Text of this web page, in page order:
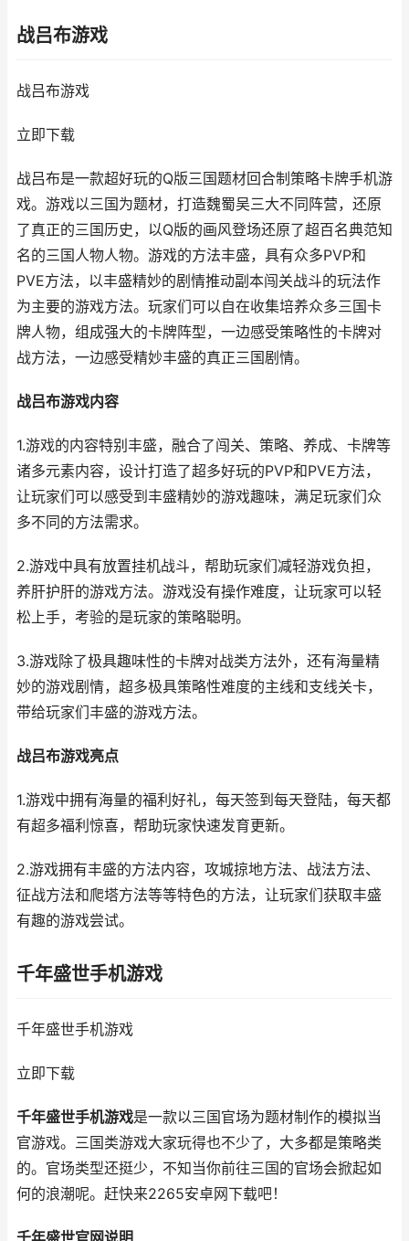
战吕布游戏
战吕布游戏
立即下载
战吕布是一款超好玩的Q版三国题材回合制策略卡牌手机游
戏。游戏以三国为题材，打造魏蜀吴三大不同阵营，还原
了真正的三国历史，以Q版的画风登场还原了超百名典范知
名的三国人物人物。游戏的方法丰盛，具有众多PVP和
PVE方法，以丰盛精妙的剧情推动副本闯关战斗的玩法作
为主要的游戏方法。玩家们可以自在收集培养众多三国卡
牌人物，组成强大的卡牌阵型，一边感受策略性的卡牌对
战方法，一边感受精妙丰盛的真正三国剧情。
战吕布游戏内容
1.游戏的内容特别丰盛，融合了闯关、策略、养成、卡牌等
诸多元素内容，设计打造了超多好玩的PVP和PVE方法，
让玩家们可以感受到丰盛精妙的游戏趣味，满足玩家们众
多不同的方法需求。
2.游戏中具有放置挂机战斗，帮助玩家们减轻游戏负担，
养肝护肝的游戏方法。游戏没有操作难度，让玩家可以轻
松上手，考验的是玩家的策略聪明。
3.游戏除了极具趣味性的卡牌对战类方法外，还有海量精
妙的游戏剧情，超多极具策略性难度的主线和支线关卡，
带给玩家们丰盛的游戏方法。
战吕布游戏亮点
1.游戏中拥有海量的福利好礼，每天签到每天登陆，每天都
有超多福利惊喜，帮助玩家快速发育更新。
2.游戏拥有丰盛的方法内容，攻城掠地方法、战法方法、
征战方法和爬塔方法等等特色的方法，让玩家们获取丰盛
有趣的游戏尝试。
千年盛世手机游戏
千年盛世手机游戏
立即下载
千年盛世手机游戏是一款以三国官场为题材制作的模拟当
官游戏。三国类游戏大家玩得也不少了，大多都是策略类
的。官场类型还挺少，不知当你前往三国的官场会掀起如
何的浪潮呢。赶快来2265安卓网下载吧！